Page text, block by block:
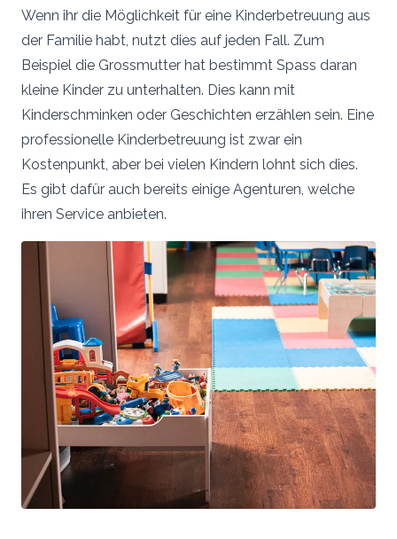
Wenn ihr die Möglichkeit für eine Kinderbetreuung aus
der Familie habt, nutzt dies auf jeden Fall. Zum
Beispiel die Grossmutter hat bestimmt Spass daran
kleine Kinder zu unterhalten. Dies kann mit
Kinderschminken oder Geschichten erzählen sein. Eine
professionelle Kinderbetreuung ist zwar ein
Kostenpunkt, aber bei vielen Kindern lohnt sich dies.
Es gibt dafür auch bereits einige Agenturen, welche
ihren Service anbieten.